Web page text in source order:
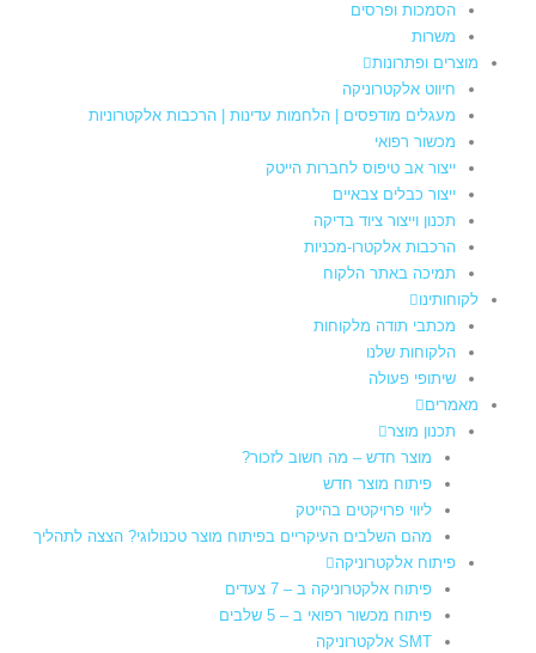
הסמכות ופרסים
משרות
מוצרים ופתרונות
חיווט אלקטרוניקה
מעגלים מודפסים | הלחמות עדינות | הרכבות אלקטרוניות
מכשור רפואי
ייצור אב טיפוס לחברות הייטק
ייצור כבלים צבאיים
תכנון וייצור ציוד בדיקה
הרכבות אלקטרו-מכניות
תמיכה באתר הלקוח
לקוחותינו
מכתבי תודה מלקוחות
הלקוחות שלנו
שיתופי פעולה
מאמרים
תכנון מוצר
מוצר חדש – מה חשוב לזכור?
פיתוח מוצר חדש
ליווי פרויקטים בהייטק
מהם השלבים העיקריים בפיתוח מוצר טכנולוגי? הצצה לתהליך
פיתוח אלקטרוניקה
פיתוח אלקטרוניקה ב – 7 צעדים
פיתוח מכשור רפואי ב – 5 שלבים
SMT אלקטרוניקה